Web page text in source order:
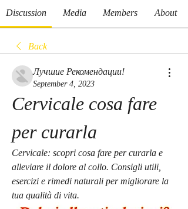
Discussion Media Members About
Back
Лучшие Рекомендации!
September 4, 2023
Cervicale cosa fare
per curarla
Cervicale: scopri cosa fare per curarla e
alleviare il dolore al collo. Consigli utili,
esercizi e rimedi naturali per migliorare la
tua qualità di vita.